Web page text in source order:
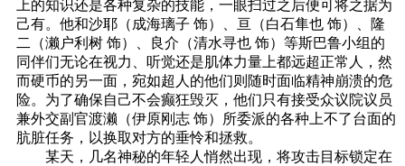
上的知识还是各种复杂的技能，一眼扫过之后便可将之据为
己有。他和沙耶（成海璃子 饰）、亘（白石隼也 饰）、隆
二（濑户利树 饰）、良介（清水寻也 饰）等斯巴鲁小组的
同伴们无论在视力、听觉还是肌体力量上都远超正常人，然
而硬币的另一面，宛如超人的他们则随时面临精神崩溃的危
险。为了确保自己不会癫狂毁灭，他们只有接受众议院议员
兼外交副官渡濑（伊原刚志 饰）所委派的各种上不了台面的
肮脏任务，以换取对方的垂怜和拯救。
某天，几名神秘的年轻人悄然出现，将攻击目标锁定在